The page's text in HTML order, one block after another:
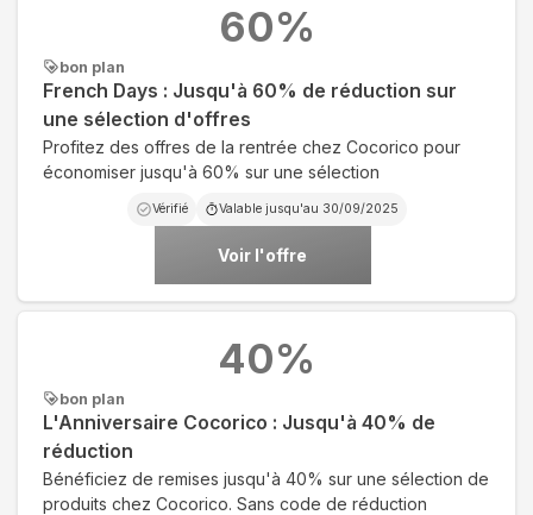
bon plan
French Days : Jusqu'à 60% de réduction sur
une sélection d'offres
Profitez des offres de la rentrée chez Cocorico pour
économiser jusqu'à 60% sur une sélection
Vérifié Valable jusqu'au 30/09/2025
Voir l'offre
60%
bon plan
L'Anniversaire Cocorico : Jusqu'à 40% de
réduction
Bénéficiez de remises jusqu'à 40% sur une sélection de
produits chez Cocorico. Sans code de réduction
40%